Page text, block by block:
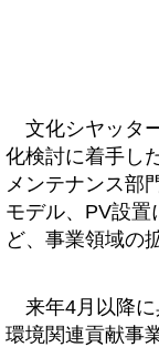
文化シヤッタ
化検討に着手し
メンテナンス部
モデル、PV設置
ど、事業領域の
来年4月以降
環境関連貢献事